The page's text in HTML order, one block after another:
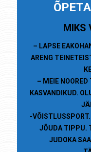
MIKS
– LAPSE
ARENG
– MEIE NOORED
KASVANDIKUD.
-
JÕUDA TIPPU.
JUDOKA